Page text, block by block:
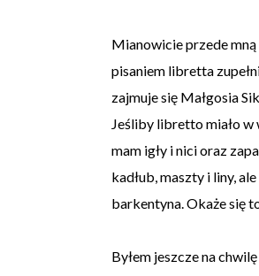
Mianowicie przede
pisaniem libretta
zajmuje się Małgosia
Jeśliby libretto miało w
mam igły i nici oraz
kadłub, maszty i liny,
barkentyna. Okaże się
Byłem jeszcze na